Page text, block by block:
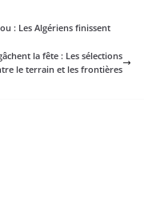
: Les Algériens finissent
la fête : Les sélections
le terrain et les frontières